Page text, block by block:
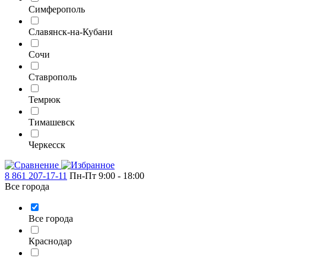
Симферополь
Славянск-на-Кубани
Сочи
Ставрополь
Темрюк
Тимашевск
Черкесск
8 861 207-17-11 Пн-Пт 9:00 - 18:00
Все города
Все города
Краснодар